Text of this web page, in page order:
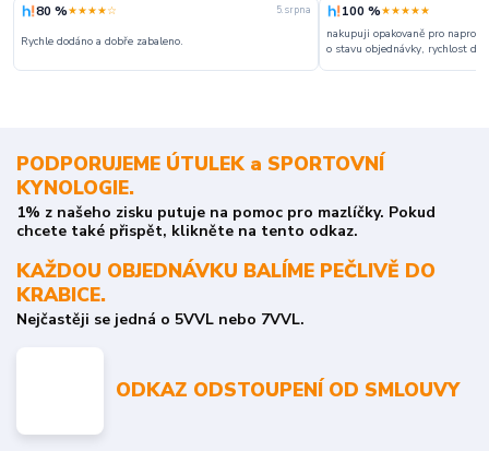
80 %★★★★☆ 5. srpna
Rychle dodáno a dobře zabaleno.
100 %★★★★★
nakupuji opakovaně pro
o stavu objednávky, rychlost
PODPORUJEME ÚTULEK a SPORTOVNÍ
KYNOLOGIE.
1% z našeho zisku putuje na pomoc pro mazlíčky. Pokud
chcete také přispět, klikněte na tento odkaz.
KAŽDOU OBJEDNÁVKU BALÍME PEČLIVĚ DO
KRABICE.
Nejčastěji se jedná o 5VVL nebo 7VVL.
ODKAZ ODSTOUPENÍ OD SMLOUVY